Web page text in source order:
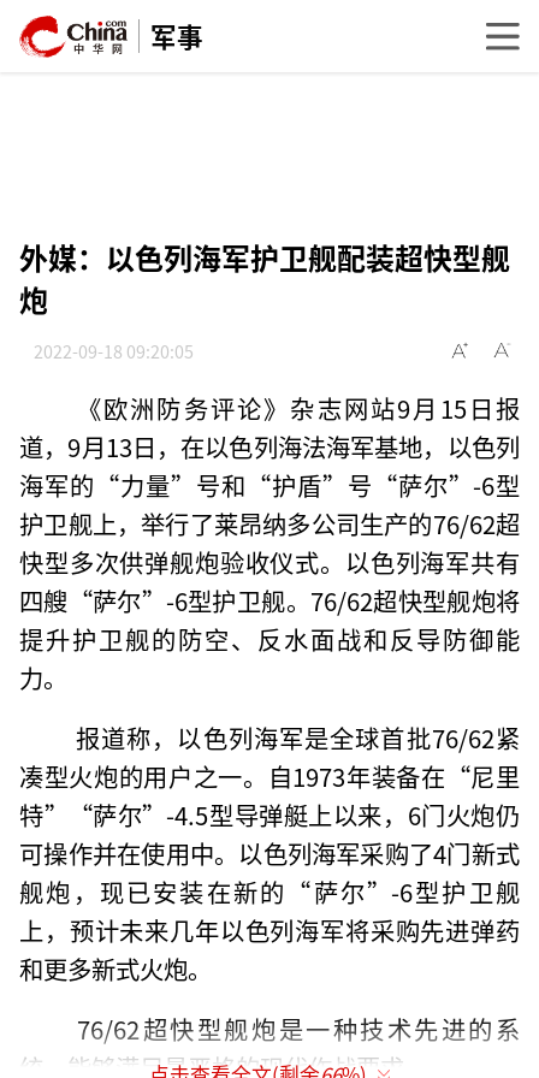
军事
外媒：以色列海军护卫舰配装超快型舰
炮
2022-09-18 09:20:05
《欧洲防务评论》杂志网站9月15日报
道，9月13日，在以色列海法海军基地，以色列
海军的“力量”号和“护盾”号“萨尔”-6型
护卫舰上，举行了莱昂纳多公司生产的76/62超
快型多次供弹舰炮验收仪式。以色列海军共有
四艘“萨尔”-6型护卫舰。76/62超快型舰炮将
提升护卫舰的防空、反水面战和反导防御能
力。
报道称，以色列海军是全球首批76/62紧
凑型火炮的用户之一。自1973年装备在“尼里
特”“萨尔”-4.5型导弹艇上以来，6门火炮仍
可操作并在使用中。以色列海军采购了4门新式
舰炮，现已安装在新的“萨尔”-6型护卫舰
上，预计未来几年以色列海军将采购先进弹药
和更多新式火炮。
76/62超快型舰炮是一种技术先进的系
统，能够满足最严格的现代作战要求。